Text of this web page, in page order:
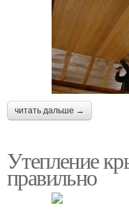
читать дальше →
Утепление
правильно